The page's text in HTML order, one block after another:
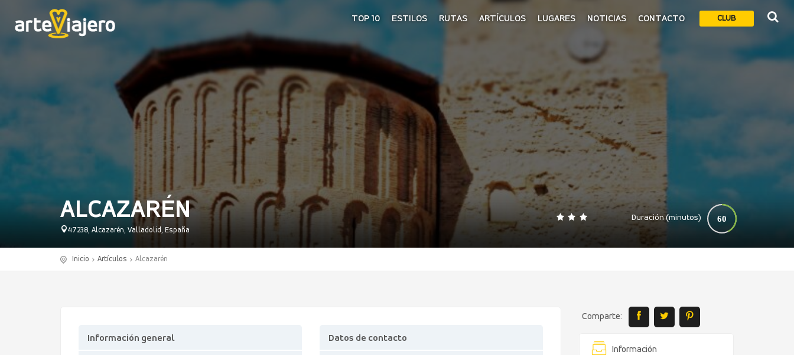
CLUB
TOP 10 ESTILOS RUTAS ARTÍCULOS LUGARES NOTICIAS CONTACTO
ALCAZARÉN
47238, Alcazarén, Valladolid, España
Duración (minutos) 60
0 140
Inicio Artículos Alcazarén
Comparte:
Información
Información general Datos de contacto